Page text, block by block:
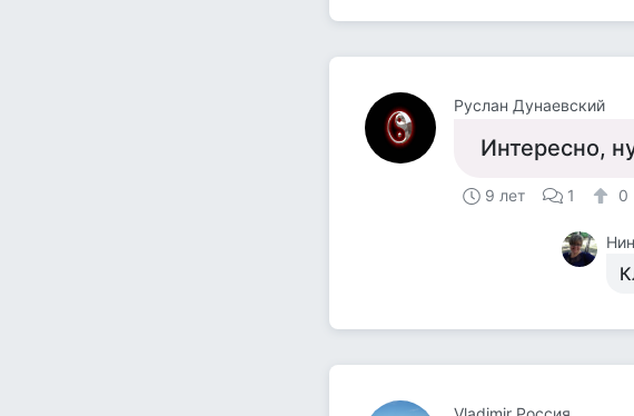
Руслан Дунаевский
Интересно,
9 лет 1 0